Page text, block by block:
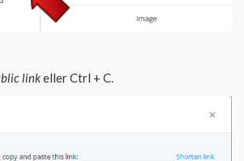
linkeller Ctrl + C.